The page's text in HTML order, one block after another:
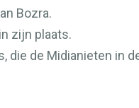
Bozra.
zijn plaats.
de Midianieten in